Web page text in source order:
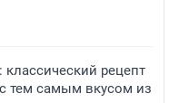
рецепт
тем самым вкусом из